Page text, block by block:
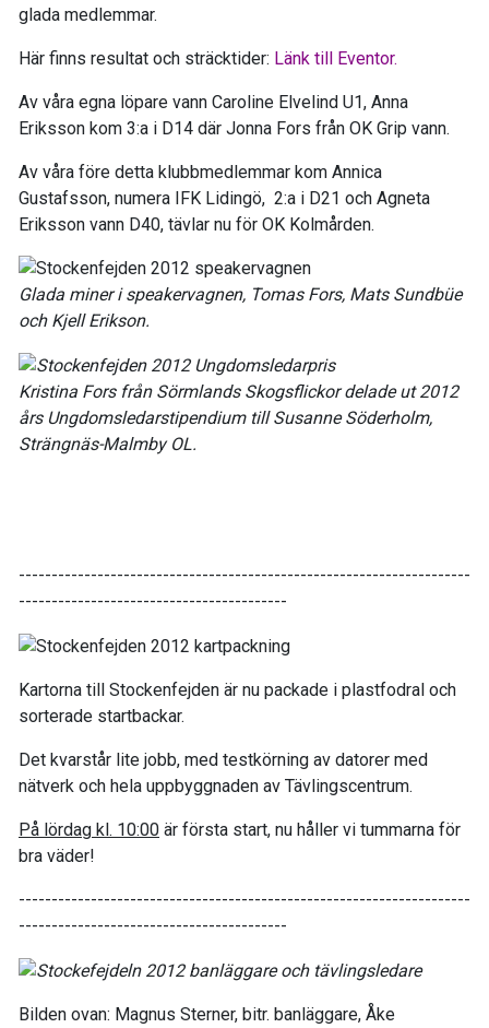
glada medlemmar.
Här finns resultat och sträcktider: Länk till Eventor.
Av våra egna löpare vann Caroline Elvelind U1, Anna
Eriksson kom 3:a i D14 där Jonna Fors från OK Grip vann.
Av våra före detta klubbmedlemmar kom Annica
Gustafsson, numera IFK Lidingö, 2:a i D21 och Agneta
Eriksson vann D40, tävlar nu för OK Kolmården.
Glada miner i speakervagnen, Tomas Fors, Mats Sundbüe
och Kjell Erikson.
Kristina Fors från Sörmlands Skogsflickor delade ut 2012
års Ungdomsledarstipendium till Susanne Söderholm,
Strängnäs-Malmby OL.
---------------------------------------------------------------------
-----------------------------------------
Kartorna till Stockenfejden är nu packade i plastfodral och
sorterade startbackar.
Det kvarstår lite jobb, med testkörning av datorer med
nätverk och hela uppbyggnaden av Tävlingscentrum.
På lördag kl. 10:00 är första start, nu håller vi tummarna för
bra väder!
---------------------------------------------------------------------
-----------------------------------------
Bilden ovan: Magnus Sterner, bitr. banläggare, Åke